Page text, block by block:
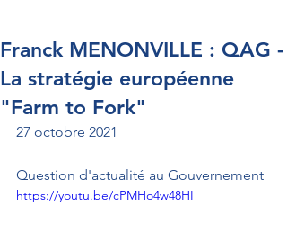
Franck MENONVILLE : QAG -
La stratégie européenne
"Farm to Fork"
27 octobre 2021
Question d'actualité au Gouvernement
https://youtu.be/cPMHo4w48HI